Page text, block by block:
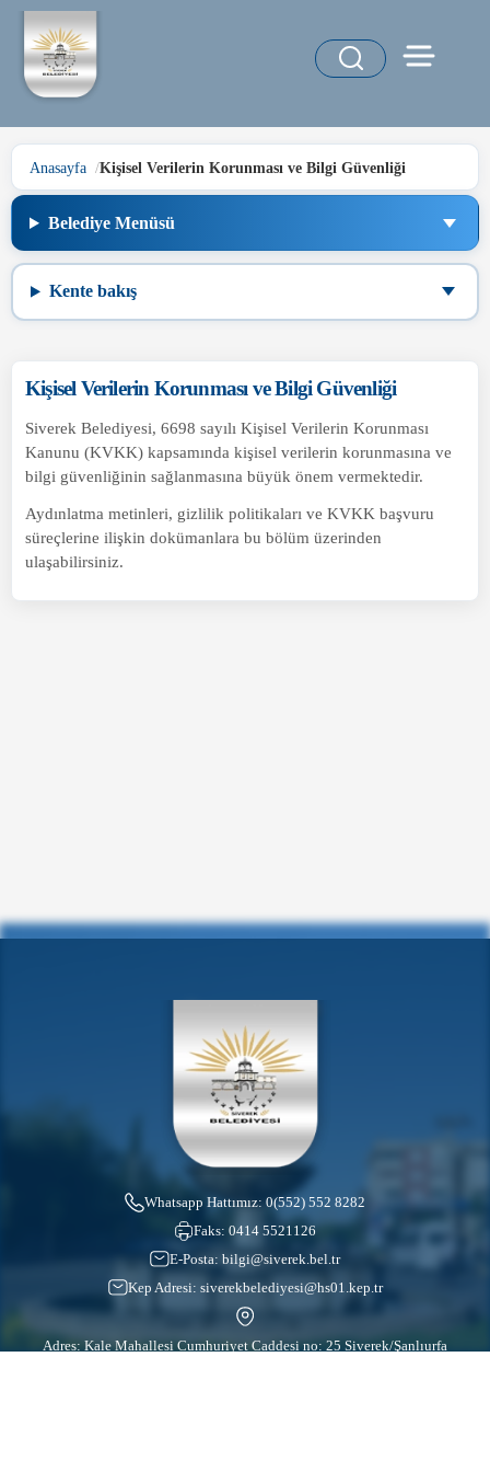
Anasayfa Kişisel Verilerin Korunması ve Bilgi Güvenliği
Belediye Menüsü
Kente bakış
Kişisel Verilerin Korunması ve Bilgi Güvenliği
Siverek Belediyesi, 6698 sayılı Kişisel Verilerin Korunması
Kanunu (KVKK) kapsamında kişisel verilerin korunmasına ve
bilgi güvenliğinin sağlanmasına büyük önem vermektedir.
Aydınlatma metinleri, gizlilik politikaları ve KVKK başvuru
süreçlerine ilişkin dokümanlara bu bölüm üzerinden
ulaşabilirsiniz.
Whatsapp Hattımız: 0(552) 552 8282
Faks: 0414 5521126
E-Posta: bilgi@siverek.bel.tr
Kep Adresi: siverekbelediyesi@hs01.kep.tr
Adres: Kale Mahallesi Cumhuriyet Caddesi no: 25 Siverek/Şanlıurfa